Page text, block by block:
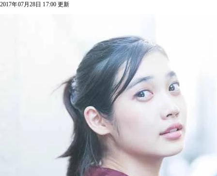
2017年07月28日 17:00 更新